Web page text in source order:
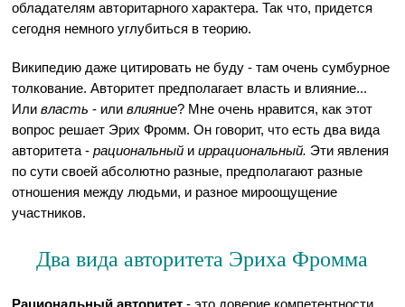
обладателям авторитарного характера. Так что, придется
сегодня немного углубиться в теорию.
Википедию даже цитировать не буду - там очень сумбурное
толкование. Авторитет предполагает власть и влияние...
Иливласть - иливлияние? Мне очень нравится, как этот
вопрос решает Эрих Фромм. Он говорит, что есть два вида
авторитета -рациональный ииррациональный. Эти явления
по сути своей абсолютно разные, предполагают разные
отношения между людьми, и разное мироощущение
участников.
Два вида авторитета Эриха Фромма